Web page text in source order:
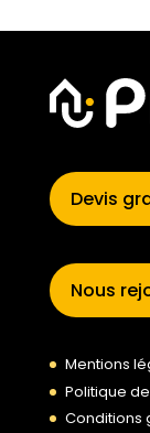
Devis
Nous
Mentions
Politique
Conditions